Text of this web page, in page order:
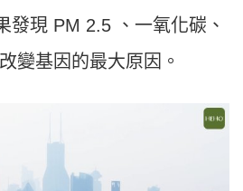
發現 PM 2.5 、一氧化碳、
變基因的最大原因。